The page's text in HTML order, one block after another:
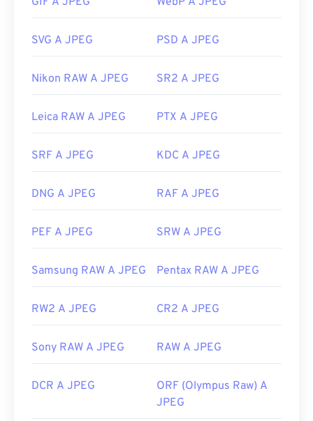
sul file JPEG solitamente lo apre nel visualizzatore
web predefinito. Per selezionare un'applicazione
pulsante destro del mouse e selezionare "Apri con"
I file JPEG si aprono automaticamente sui browser
Microsoft come
Microsoft Foto e sulle applicazioni
Sviluppato da:
Joint Photographic Experts Group
Link utili:
SVG A JPEG PSD A JPEG
Nikon RAW A JPEG SR2 A JPEG
Leica RAW A JPEG PTX A JPEG
SRF A JPEG KDC A JPEG
DNG A JPEG RAF A JPEG
PEF A JPEG SRW A JPEG
Samsung RAW A JPEG Pentax RAW A JPEG
RW2 A JPEG CR2 A JPEG
Sony RAW A JPEG RAW A JPEG
DCR A JPEG
ORF (Olympus Raw) A
JPEG